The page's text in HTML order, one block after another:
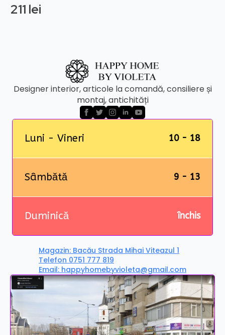
211 lei
Designer interior, articole la comandă, consiliere și
montaj, antichități
Luni - Vineri 10 - 18
Sâmbătă 9 - 13
Duminică închis
Magazin: Bacău Strada Mihai Viteazul 1
Telefon 0751 777 819
Email: happyhomebyvioleta@gmail.com